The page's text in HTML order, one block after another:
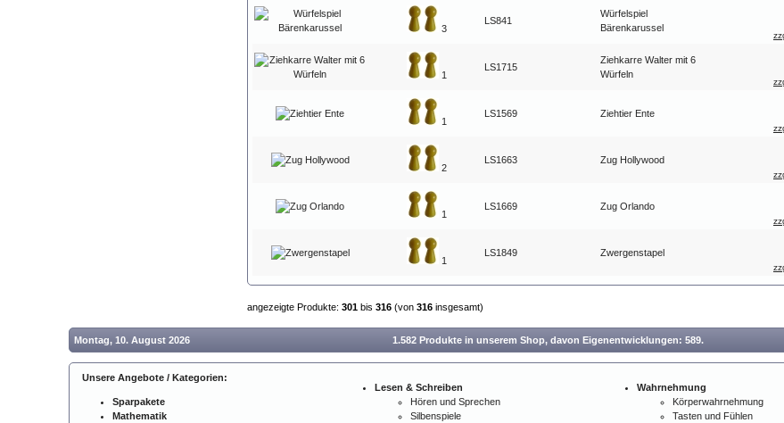
3
LS841
Würfelspiel
Bärenkarussel
1
LS1715
Ziehkarre Walter mit 6
Würfeln
1
LS1569 Ziehtier Ente
2
LS1663 Zug Hollywood
1
LS1669 Zug Orlando
1
LS1849 Zwergenstapel
angezeigte Produkte: 301 bis 316 (von 316 insgesamt)
Montag, 10. August 2026 1.582 Produkte in unserem Shop, davon Eigenentwicklungen: 589.
Unsere Angebote / Kategorien:
Sparpakete
Mathematik
Lesen & Schreiben
Hören und Sprechen
Silbenspiele
Wahrnehmung
Körperwahrnehmung
Tasten und Fühlen